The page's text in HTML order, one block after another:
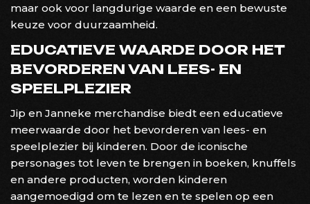
maar ook voor langdurige waarde en een bewuste
keuze voor duurzaamheid.
EDUCATIEVE WAARDE DOOR HET
BEVORDEREN VAN LEES- EN
SPEELPLEZIER
Jip en Janneke merchandise biedt een educatieve
meerwaarde door het bevorderen van lees- en
speelplezier bij kinderen. Door de iconische
personages tot leven te brengen in boeken, knuffels
en andere producten, worden kinderen
aangemoedigd om te lezen en te spelen op een